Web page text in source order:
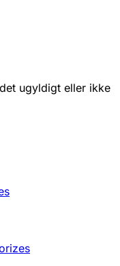
ugyldigt eller ikke